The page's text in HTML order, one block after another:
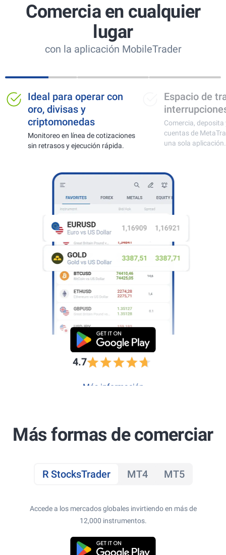
Comercia en cualquier
lugar
con la aplicación MobileTrader
con
y
de cotizaciones
rápida.
Espacio de trading sin
Comercia, deposita y retira usando
cuentas de MetaTrader 4 desde
una sola aplicación.
4.7
Más información
Más formas de comerciar
R StocksTrader MT4 MT5
Accede a los mercados globales invirtiendo en más de
12,000 instrumentos.